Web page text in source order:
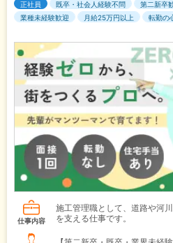
正社員 既卒・社会人経験不問 第二新卒
業種未経験歓迎
月給25万円以上 転勤の
仕事内容
施工管理職として、道路や河
を支える仕事です。